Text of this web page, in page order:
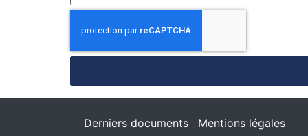
Derniers documents Mentions légales